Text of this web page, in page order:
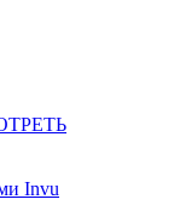
Invu